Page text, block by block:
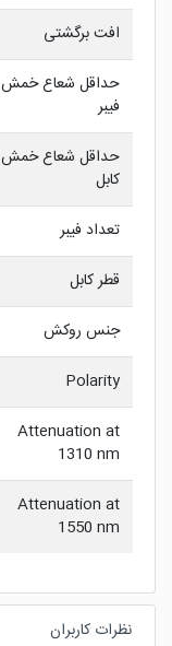
افت برگشتی
حداقل شعاع خمش
فیبر
حداقل شعاع خمش
کابل
تعداد فیبر
قطر کابل
جنس روکش
Polarity
Attenuation at
1310 nm
Attenuation at
1550 nm
نظرات کاربران